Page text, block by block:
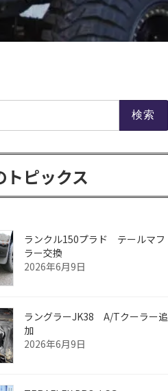
トピックス
ランクル150プラド テールマフ
ラー交換
2026年6月9日
ラングラーJK38 A/Tクーラー追
加
2026年6月9日